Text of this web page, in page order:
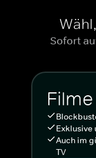
Sofort
Exklusive
Auch im
TV